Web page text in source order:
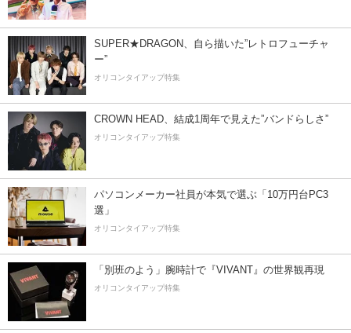
SUPER★DRAGON、自ら描いた”レトロフューチャ
ー”
オリコンタイアップ特集
CROWN HEAD、結成1周年で見えた”バンドらしさ”
オリコンタイアップ特集
パソコンメーカー社員が本気で選ぶ「10万円台PC3
選」
オリコンタイアップ特集
「別班のよう」腕時計で『VIVANT』の世界観再現
オリコンタイアップ特集